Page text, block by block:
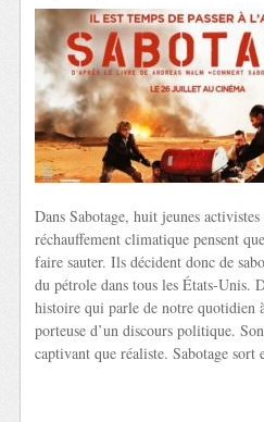
Dans Sabotage, huit jeunes
réchauffement climatique pensent
faire sauter. Ils décident donc de
du pétrole dans tous les États-Unis.
histoire qui parle de notre quotidien
porteuse d’un discours politique.
captivant que réaliste. Sabotage sort